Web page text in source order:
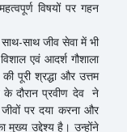
विषयों पर गहन
साथ जीव सेवा में भी
एवं आदर्श गौशाला
पूरी श्रद्धा और उत्तम
के दौरान प्रवीण देव ने
पर दया करना और
मुख्य उद्देश्य है। उन्होंने